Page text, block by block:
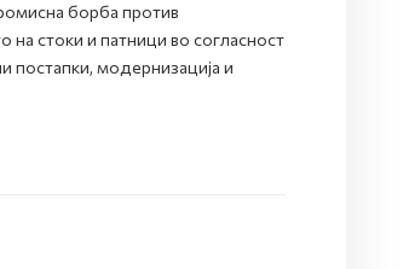
борба против
на стоки и патници во согласност
постапки, модернизација и